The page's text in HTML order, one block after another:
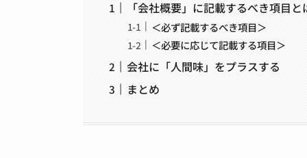
「会社概要」に記載するべき項目と
＜必ず記載するべき項目＞
＜必要に応じて記載する項目＞
会社に「人間味」をプラスする
まとめ